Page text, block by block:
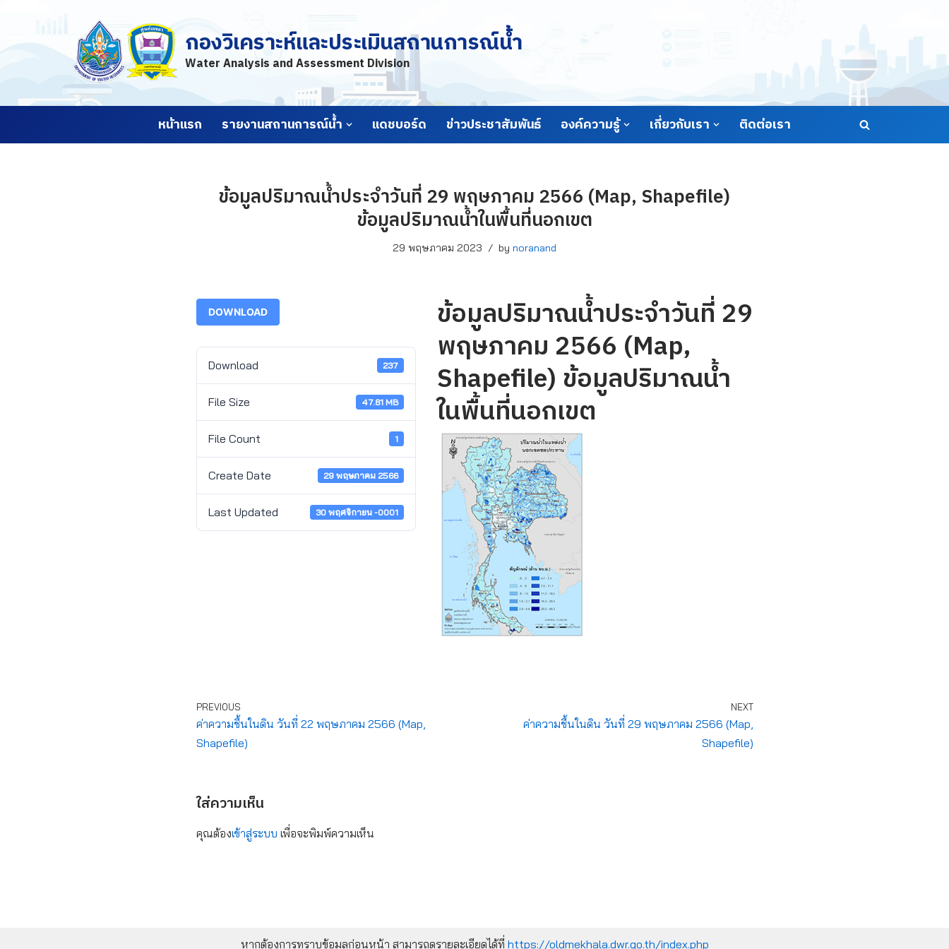
กองวิเคราะห์และประเมินสถานการณ์น้ำ
Water Analysis and Assessment Division
หน้าแรก รายงานสถานการณ์น้ำ แดชบอร์ด ข่าวประชาสัมพันธ์ องค์ความรู้ เกี่ยวกับเรา ติดต่อเรา
ข้อมูลปริมาณน้ำประจำวันที่ 29 พฤษภาคม 2566 (Map, Shapefile)
ข้อมูลปริมาณน้ำในพื้นที่นอกเขต
29 พฤษภาคม 2023 by noranand
DOWNLOAD
Download 237
File Size 47.81 MB
File Count 1
Create Date 29 พฤษภาคม 2566
Last Updated 30 พฤศจิกายน -0001
ข้อมูลปริมาณน้ำประจำวันที่ 29
พฤษภาคม 2566 (Map,
Shapefile) ข้อมูลปริมาณน้ำ
ในพื้นที่นอกเขต
PREVIOUS
ค่าความชื้นในดิน วันที่ 22 พฤษภาคม 2566 (Map,
Shapefile)
NEXT
ค่าความชื้นในดิน วันที่ 29 พฤษภาคม 2566 (Map,
Shapefile)
ใส่ความเห็น
คุณต้องเข้าสู่ระบบ เพื่อจะพิมพ์ความเห็น
หากต้องการทราบข้อมูลก่อนหน้า สามารถดูรายละเอียดได้ที่ https://oldmekhala.dwr.go.th/index.php